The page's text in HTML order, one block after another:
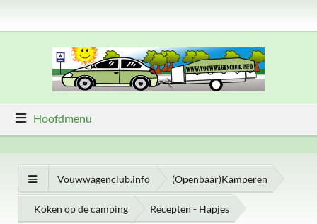
Hoofdmenu
Vouwwagenclub.info (Openbaar)Kamperen
Koken op de camping Recepten - Hapjes